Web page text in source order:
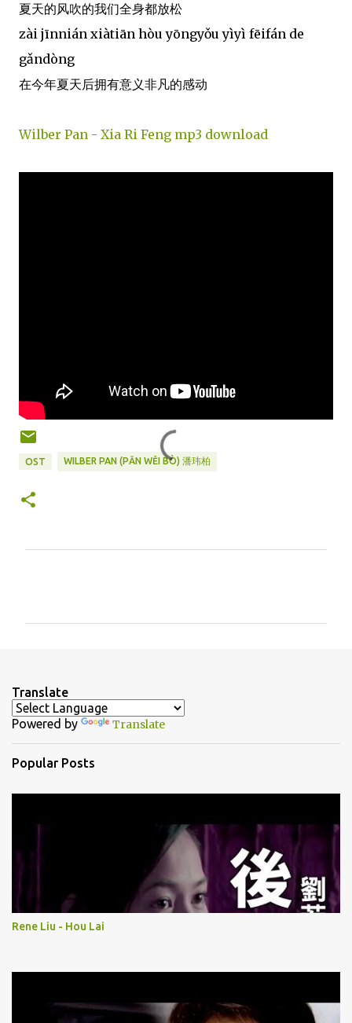
夏天的风吹的我们全身都放松
zài jīnnián xiàtiān hòu yōngyǒu yìyì fēifán de
gǎndòng
在今年夏天后拥有意义非凡的感动
Wilber Pan - Xia Ri Feng mp3 download
OST WILBER PAN (PĀN WĚI BÒ) 潘玮柏
t
s
Translate
Powered by Translate
Popular Posts
Rene Liu - Hou Lai